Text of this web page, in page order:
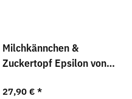
Milchkännchen &
Zuckertopf Epsilon von
27,90 €*